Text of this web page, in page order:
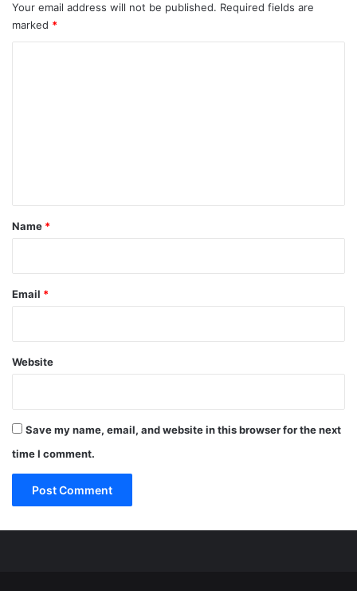
Your email address will not be published. Required fields are
marked *
*
Name *
Email *
Website
Save my name, email, and website in this browser for the next
time I comment.